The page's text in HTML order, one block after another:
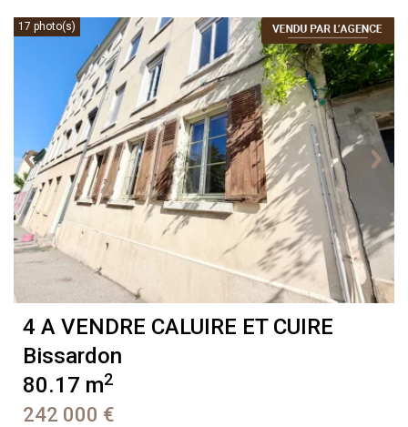
17 photo(s)
4 A VENDRE CALUIRE ET CUIRE
Bissardon
80.17 m2
242 000 €